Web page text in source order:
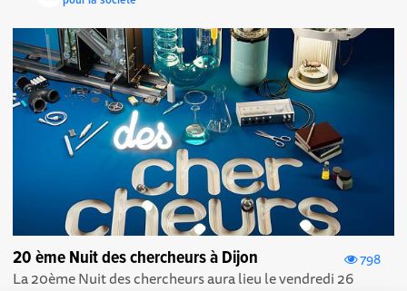
798
20 ème Nuit des chercheurs à Dijon
La 20ème Nuit des chercheurs aura lieu le vendredi 26